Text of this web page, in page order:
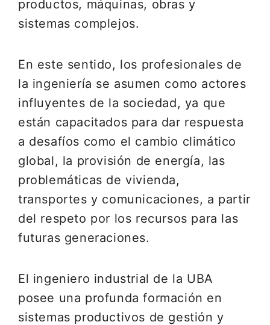
productos, máquinas, obras y
sistemas complejos.
En este sentido, los profesionales de
la ingeniería se asumen como actores
influyentes de la sociedad, ya que
están capacitados para dar respuesta
a desafíos como el cambio climático
global, la provisión de energía, las
problemáticas de vivienda,
transportes y comunicaciones, a partir
del respeto por los recursos para las
futuras generaciones.
El ingeniero industrial de la UBA
posee una profunda formación en
sistemas productivos de gestión y